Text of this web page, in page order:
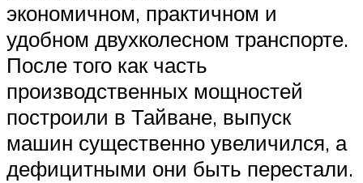
экономичном, практичном и
удобном двухколесном транспорте.
После того как часть
производственных мощностей
построили в Тайване, выпуск
машин существенно увеличился, а
дефицитными они быть перестали.